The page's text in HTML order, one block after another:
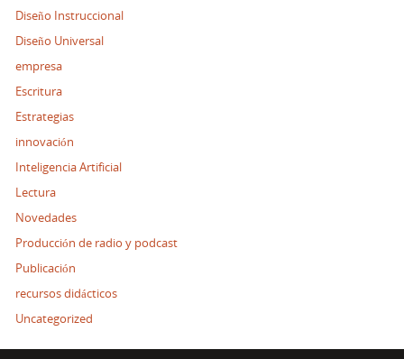
Diseño Instruccional
Diseño Universal
empresa
Escritura
Estrategias
innovación
Inteligencia Artificial
Lectura
Novedades
Producción de radio y podcast
Publicación
recursos didácticos
Uncategorized